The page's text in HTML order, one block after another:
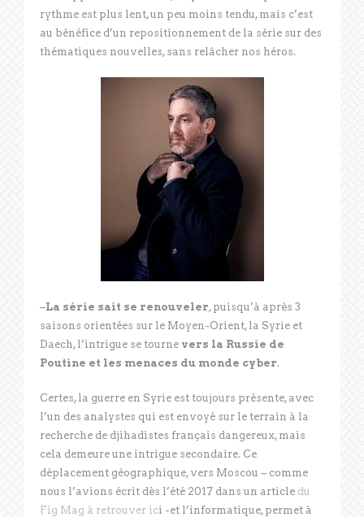
rythme est plus lent, un peu moins tendu, mais c’est
au bénéfice d’un repositionnement de la série sur des
thématiques nouvelles, sans relâcher nos héros.
–La série sait se renouveler, puisqu’à après 3
saisons orientées sur le Moyen-Orient, la Syrie et
Daech, l’intrigue se tourne vers la Russie de
Poutine et les menaces du monde cyber.
Certes, la guerre en Syrie est toujours présente, avec
l’un des analystes qui est envoyé sur le terrain à la
recherche de djihadistes français dangereux, mais
cela demeure une intrigue secondaire. Ce
déplacement géographique, vers Moscou – comme
nous l’avions écrit dès l’été 2017 dans un article du
Fig Mag à retrouver ici -et l’informatique, permet à